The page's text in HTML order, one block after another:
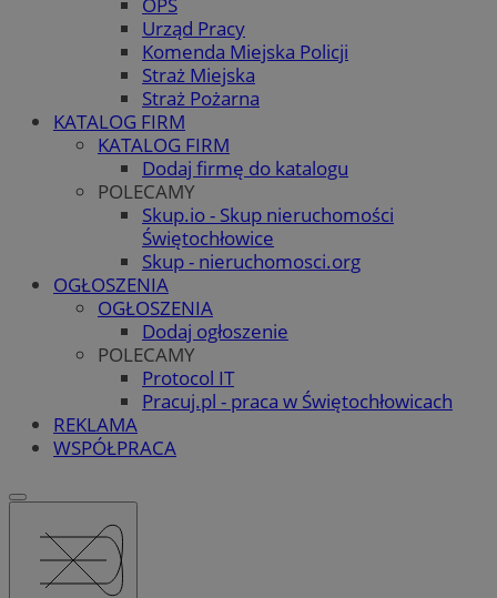
Urząd Pracy
Komenda Miejska Policji
Straż Miejska
Straż Pożarna
KATALOG FIRM
KATALOG FIRM
Dodaj firmę do katalogu
POLECAMY
Skup.io - Skup nieruchomości
Świętochłowice
Skup - nieruchomosci.org
OGŁOSZENIA
OGŁOSZENIA
Dodaj ogłoszenie
POLECAMY
Protocol IT
Pracuj.pl - praca w Świętochłowicach
REKLAMA
WSPÓŁPRACA